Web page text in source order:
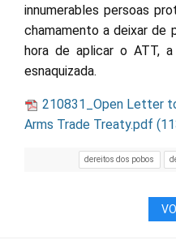
innumerables persoas
chamamento a deixar de
hora de aplicar o ATT,
esnaquizada.
210831_Open Letter
Arms Trade Treaty.pdf
dereitos dos pobos